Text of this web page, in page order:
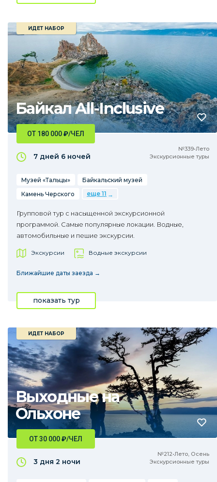
Байкал All-Inclusive
ИДЕТ НАБОР
№339•Лето
Экскурсионные туры
ОТ 180 000₽/ЧЕЛ
7 дней 6 ночей
Музей «Тальцы»
Байкальский музей
Камень Черского
еще 11
Групповой тур с насыщенной экскурсионной
программой. Самые популярные локации. Водные,
автомобильные и пешие экскурсии.
Экскурсии Водные экскурсии
Ближайшие даты заезда →
показать тур
Выходные на
Ольхоне
ИДЕТ НАБОР
№212•Лето, Осень
Экскурсионные туры
ОТ 30 000₽/ЧЕЛ
3 дня 2 ночи